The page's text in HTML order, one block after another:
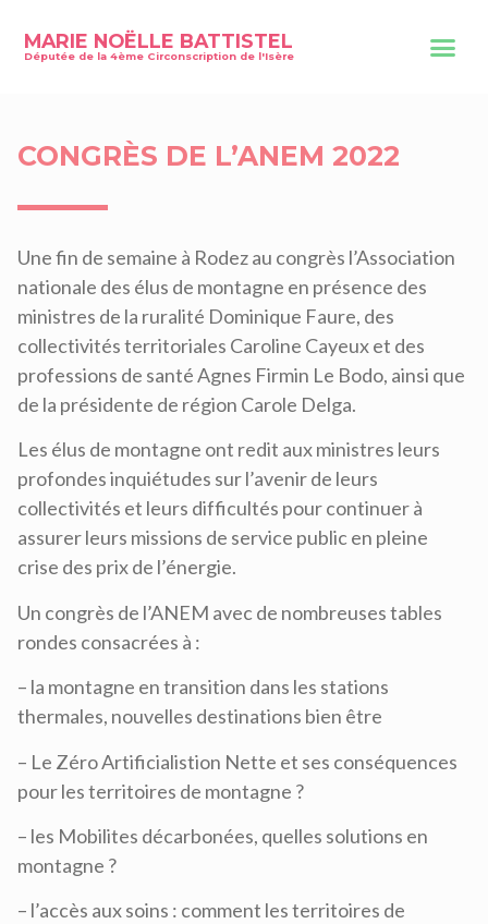
MARIE NOËLLE BATTISTEL
Députée de la 4ème Circonscription de l'Isère
CONGRÈS DE L’ANEM 2022
Une fin de semaine à Rodez au congrès l’Association
nationale des élus de montagne en présence des
ministres de la ruralité Dominique Faure, des
collectivités territoriales Caroline Cayeux et des
professions de santé Agnes Firmin Le Bodo, ainsi que
de la présidente de région Carole Delga.
Les élus de montagne ont redit aux ministres leurs
profondes inquiétudes sur l’avenir de leurs
collectivités et leurs difficultés pour continuer à
assurer leurs missions de service public en pleine
crise des prix de l’énergie.
Un congrès de l’ANEM avec de nombreuses tables
rondes consacrées à :
– la montagne en transition dans les stations
thermales, nouvelles destinations bien être
– Le Zéro Artificialistion Nette et ses conséquences
pour les territoires de montagne ?
– les Mobilites décarbonées, quelles solutions en
montagne ?
– l’accès aux soins : comment les territoires de